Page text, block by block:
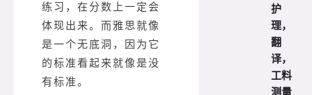
练习，在分数上一定会
体现出来。而雅思就像
是一个无底洞，因为它
的标准看起来就像是没
有标准。
护
理，
翻
译，
工料
测量